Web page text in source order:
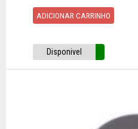
ADICIONAR CARRINHO
Disponivel